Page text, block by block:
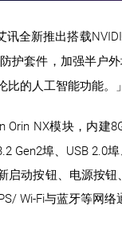
全新推出搭载
护套件，加强半户
的人工智能功能。
Orin NX模块，内建
Gen2埠、USB 2.0
动按钮、电源按
Wi-Fi与蓝牙等网络